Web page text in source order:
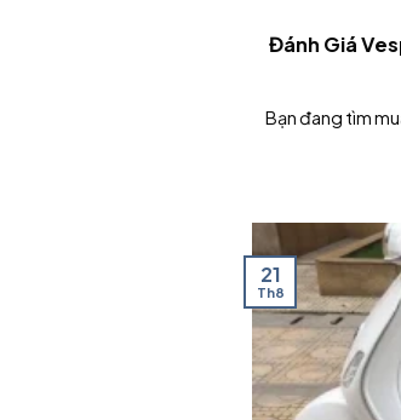
Đánh Giá
Bạn đang tìm
21
Th8